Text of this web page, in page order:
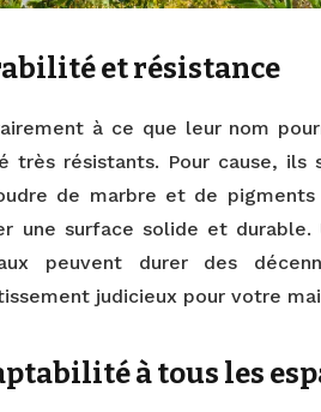
et résistance
à ce que leur nom
très résistants. Pour cause, ils
de marbre et de
une surface solide et
peuvent durer des
judicieux pour votre
à tous les